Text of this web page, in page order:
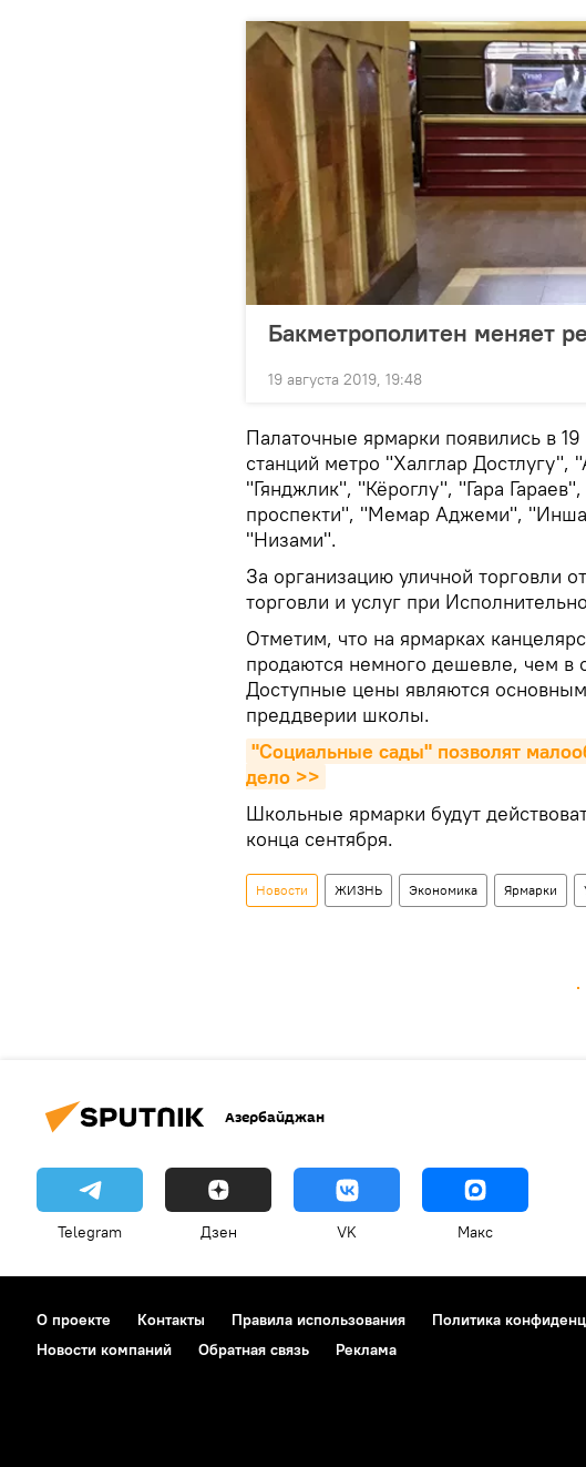
Бакметрополитен меняет
19 августа 2019, 19:48
Палаточные ярмарки появились в
станций метро "Халглар
"Гянджлик", "Кёроглу", "Гара
проспекти", "Мемар Аджеми",
"Низами".
За организацию уличной торговли
торговли и услуг при
Отметим, что на ярмарках
продаются немного дешевле, чем в
Доступные цены являются
преддверии школы.
"Социальные сады" позволят
дело >>
Школьные ярмарки будут
конца сентября.
Новости ЖИЗНЬ Экономика Ярмарки
Азербайджан
Telegram Дзен VK Макс
О проекте Контакты Правила использования Политика
Новости компаний
Обратная связь Реклама